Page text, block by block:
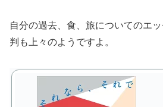
自分の過去、食、旅についてのエ
判も上々のようですよ。